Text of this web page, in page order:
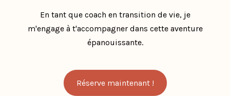
En tant que coach en transition de vie, je
m'engage à t'accompagner dans cette aventure
épanouissante.
Réserve maintenant !